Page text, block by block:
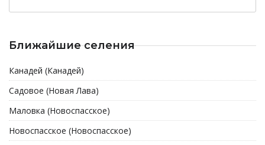
Ближайшие селения
Канадей (Канадей)
Садовое (Новая Лава)
Маловка (Новоспасское)
Новоспасское (Новоспасское)